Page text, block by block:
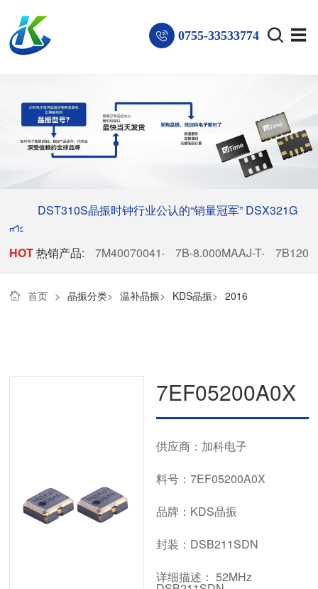
0755-33533774
DST310S晶振时钟行业公认的“销量冠军” DSX321G
晶振稳居电子厂商热销榜首
HOT热销产品: 7M40070041 · 7B-8.000MAAJ-T·
首页 > 晶振分类> 温补晶振> KDS晶振> 2016
7EF05200A0X
供应商：加科电子
料号：7EF05200A0X
品牌：KDS晶振
封装：DSB211SDN
详细描述： 52MHz